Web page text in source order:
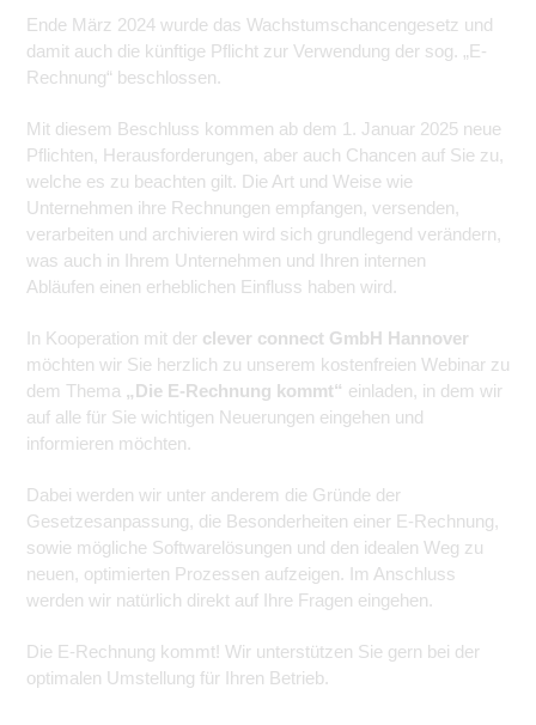
Ende März 2024 wurde das Wachstumschancengesetz und
damit auch die künftige Pflicht zur Verwendung der sog. „E-
Rechnung“ beschlossen.
Mit diesem Beschluss kommen ab dem 1. Januar 2025 neue
Pflichten, Herausforderungen, aber auch Chancen auf Sie zu,
welche es zu beachten gilt. Die Art und Weise wie
Unternehmen ihre Rechnungen empfangen, versenden,
verarbeiten und archivieren wird sich grundlegend verändern,
was auch in Ihrem Unternehmen und Ihren internen
Abläufen einen erheblichen Einfluss haben wird.
In Kooperation mit der clever connect GmbH Hannover
möchten wir Sie herzlich zu unserem kostenfreien Webinar zu
dem Thema „Die E-Rechnung kommt“ einladen, in dem wir
auf alle für Sie wichtigen Neuerungen eingehen und
informieren möchten.
Dabei werden wir unter anderem die Gründe der
Gesetzesanpassung, die Besonderheiten einer E-Rechnung,
sowie mögliche Softwarelösungen und den idealen Weg zu
neuen, optimierten Prozessen aufzeigen. Im Anschluss
werden wir natürlich direkt auf Ihre Fragen eingehen.
Die E-Rechnung kommt! Wir unterstützen Sie gern bei der
optimalen Umstellung für Ihren Betrieb.